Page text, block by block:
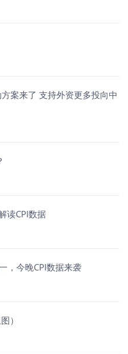
案来了 支持外资更多投向中
读CPI数据
，今晚CPI数据来袭
）